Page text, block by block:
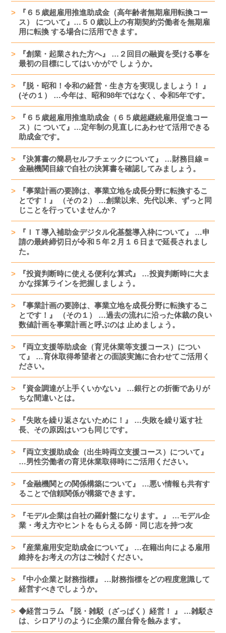
『６５歳超雇用推進助成金（高年齢者無期雇用転換コー
ス） について』…５０歳以上の有期契約労働者を無期雇
用に転換 する場合に活用できます。
『創業・起業された方へ』 …２回目の融資を受ける事を
最初の目標にしてはいかがで しょうか。
『脱・昭和！令和の経営・生き方を実現しましょう！ 』
(その１） …今年は、昭和98年ではなく、令和5年です。
『６５歳超雇用推進助成金（６５歳超継続雇用促進コー
ス）に ついて』…定年制の見直しにあわせて活用できる
助成金です。
『決算書の簡易セルフチェックについて』 …財務目線＝
金融機関目線で自社の決算書を確認してみましょう。
『事業計画の要諦は、事業立地を成長分野に転換するこ
とです！』 （その２） …創業以来、先代以来、ずっと同
じことを行っていませんか？
『ＩＴ導入補助金デジタル化基盤導入枠について』 …申
請の最終締切日が令和５年２月１６日まで延長されまし
た。
『投資判断時に使える便利な算式』 …投資判断時に大ま
かな採算ラインを把握しましょう。
『事業計画の要諦は、事業立地を成長分野に転換するこ
とです！』 （その１） …過去の流れに沿った体裁の良い
数値計画を事業計画と呼ぶのは 止めましょう。
『両立支援等助成金（育児休業等支援コース）につい
て』 …育休取得希望者との面談実施に合わせてご活用く
ださい。
『資金調達が上手くいかない』 …銀行との折衝でありが
ちな間違いとは。
『失敗を繰り返さないために！』 …失敗を繰り返す社
長、その原因はいつも同じです。
『両立支援助成金（出生時両立支援コース）について』
…男性労働者の育児休業取得時にご活用ください。
『金融機関との関係構築について』 …悪い情報も共有す
ることで信頼関係が構築できます。
『モデル企業は自社の羅針盤になります。』 …モデル企
業・考え方やヒントをもらえる師・同じ志を持つ友
『産業雇用安定助成金について』 …在籍出向による雇用
維持をお考えの方はご検討ください。
『中小企業と財務指標』 …財務指標をどの程度意識して
経営すべきでしょうか。
◆経営コラム 『脱・雑駁（ざっぱく）経営！ 』 …雑駁さ
は、シロアリのように企業の屋台骨を蝕みます。